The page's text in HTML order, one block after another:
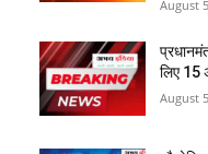
August
लिए
August